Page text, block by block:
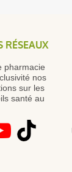
RÉSEAUX
pharmacie
nos
sur les
santé au